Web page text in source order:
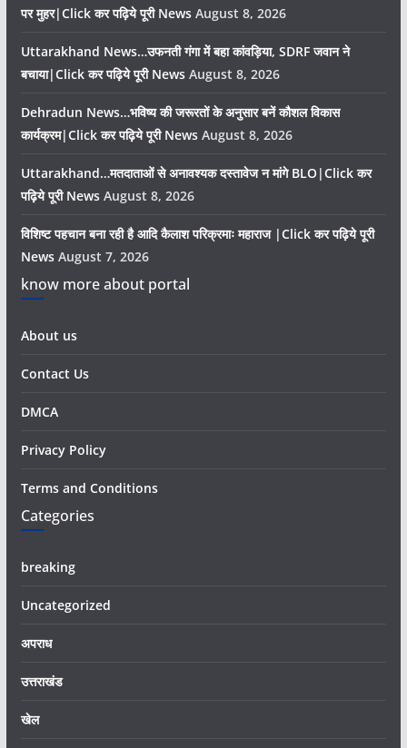
पर मुहर|Click कर पढ़िये पूरी News August 8, 2026
Uttarakhand News…उफनती गंगा में बहा कांवड़िया, SDRF जवान ने
बचाया|Click कर पढ़िये पूरी News August 8, 2026
Dehradun News…भविष्य की जरूरतों के अनुसार बनें कौशल विकास
कार्यक्रम|Click कर पढ़िये पूरी News August 8, 2026
Uttarakhand…मतदाताओं से अनावश्यक दस्तावेज न मांगे BLO|Click कर
पढ़िये पूरी News August 8, 2026
विशिष्ट पहचान बना रही है आदि कैलाश परिक्रमाः महाराज |Click कर पढ़िये पूरी
News August 7, 2026
know more about portal
About us
Contact Us
DMCA
Privacy Policy
Terms and Conditions
Categories
breaking
Uncategorized
अपराध
उत्तराखंड
खेल